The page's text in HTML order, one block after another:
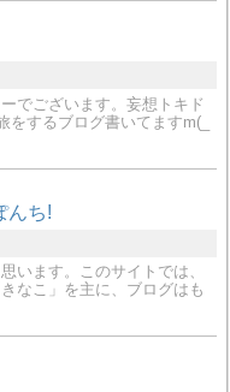
でございます。妄想トキド
をするブログ書いてますm(_
んち!
います。このサイトでは、
なこ」を主に、ブログはも